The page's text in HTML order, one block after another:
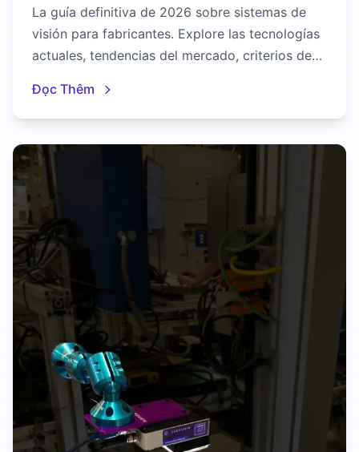
La guía definitiva de 2026 sobre sistemas de
visión para fabricantes. Explore las tecnologías
actuales, tendencias del mercado, criterios de
Đọc Thêm